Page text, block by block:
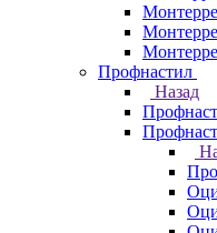
Профнастил
Назад